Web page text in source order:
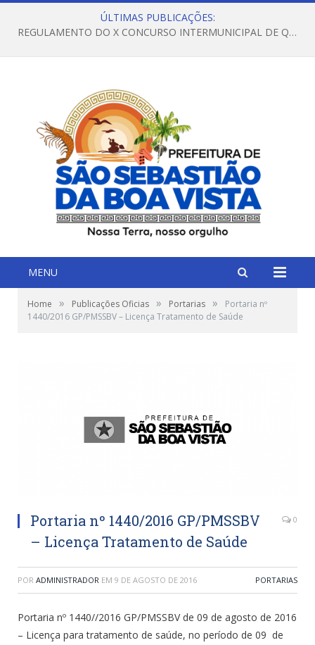
ÚLTIMAS PUBLICAÇÕES:
REGULAMENTO DO X CONCURSO INTERMUNICIPAL DE QUADRILHAS JUNINAS – 2026 – ARRAIÁ DA VENEZA
MENU
Home » Publicações Oficias » Portarias »
Portaria nº
1440/2016 GP/PMSSBV – Licença Tratamento de Saúde
Portaria nº 1440/2016 GP/PMSSBV
– Licença Tratamento de Saúde
0
POR ADMINISTRADOR EM 9 DE AGOSTO DE 2016 PORTARIAS
Portaria nº 1440//2016 GP/PMSSBV de 09 de agosto de 2016
– Licença para tratamento de saúde, no período de 09 de